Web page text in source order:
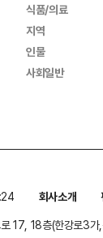
식품/의료
지역
인물
사회일반
회사소개
17, 18층(한강로3가